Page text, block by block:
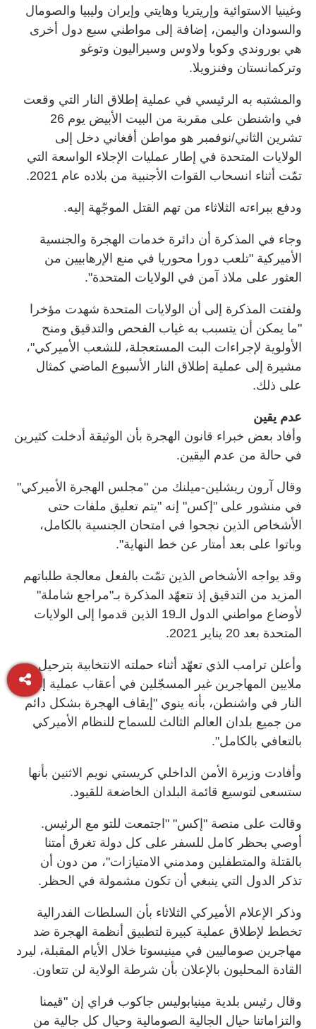
وغينيا الاستوائية وإريتريا وهايتي وإيران وليبيا والصومال
والسودان واليمن، إضافة إلى مواطني سبع دول أخرى
هي بوروندي وكوبا ولاوس وسيراليون وتوغو
وتركمانستان وفنزويلا.
والمشتبه به الرئيسي في عملية إطلاق النار التي وقعت
في واشنطن على مقربة من البيت الأبيض يوم 26
تشرين الثاني/نوفمبر هو مواطن أفغاني دخل إلى
الولايات المتحدة في إطار عمليات الإجلاء الواسعة التي
تمّت أثناء انسحاب القوات الأجنبية من بلاده عام 2021.
ودفع ببراءته الثلاثاء من تهم القتل الموجّهة إليه.
وجاء في المذكرة أن دائرة خدمات الهجرة والجنسية
الأميركية "تلعب دورا محوريا في منع الإرهابيين من
العثور على ملاذ آمن في الولايات المتحدة".
ولفتت المذكرة إلى أن الولايات المتحدة شهدت مؤخرا
"ما يمكن أن يتسبب به غياب الفحص والتدقيق ومنح
الأولوية لإجراءات البت المستعجلة، للشعب الأميركي"،
مشيرة إلى عملية إطلاق النار الأسبوع الماضي كمثال
على ذلك.
عدم يقين
وأفاد بعض خبراء قانون الهجرة بأن الوثيقة أدخلت كثيرين
في حالة من عدم اليقين.
وقال آرون ريشلين-ميلنك من "مجلس الهجرة الأميركي"
في منشور على "إكس" إنه "يتم تعليق ملفات حتى
الأشخاص الذين نجحوا في امتحان الجنسية بالكامل،
وباتوا على بعد أمتار عن خط النهاية".
وقد يواجه الأشخاص الذين تمّت بالفعل معالجة طلباتهم
المزيد من التدقيق إذ تتعهّد المذكرة بـ"مراجع شاملة"
لأوضاع مواطني الدول الـ19 الذين قدموا إلى الولايات
المتحدة بعد 20 يناير 2021.
وأعلن ترامب الذي تعهّد أثناء حملته الانتخابية بترحيل
ملايين المهاجرين غير المسجّلين في أعقاب عملية إطلاق
النار في واشنطن، بأنه ينوي "إيقاف الهجرة بشكل دائم
من جميع بلدان العالم الثالث للسماح للنظام الأميركي
بالتعافي بالكامل".
وأفادت وزيرة الأمن الداخلي كريستي نويم الاثنين بأنها
ستسعى لتوسيع قائمة البلدان الخاضعة للقيود.
وقالت على منصة "إكس" "اجتمعت للتو مع الرئيس.
أوصي بحظر كامل للسفر على كل دولة تغرق أمتنا
بالقتلة والمتطفلين ومدمني الامتيازات"، من دون أن
تذكر الدول التي ينبغي أن تكون مشمولة في الحظر.
وذكر الإعلام الأميركي الثلاثاء بأن السلطات الفدرالية
تخطط لإطلاق عملية كبيرة لتطبيق أنظمة الهجرة ضد
مهاجرين صوماليين في مينيسوتا خلال الأيام المقبلة، ليرد
القادة المحليون بالإعلان بأن شرطة الولاية لن تتعاون.
وقال رئيس بلدية مينيابوليس جاكوب فراي إن "قيمنا
والتزاماتنا حيال الجالية الصومالية وحيال كل جالية من